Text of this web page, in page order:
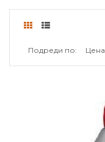
Подреди по: